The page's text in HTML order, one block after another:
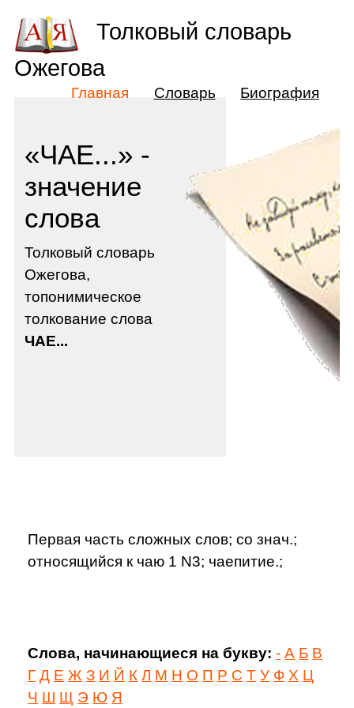
«ЧАЕ...» -
значение
слова
Толковый словарь
Ожегова,
топонимическое
толкование слова
ЧАЕ...
Первая часть сложных слов; со знач.;
относящийся к чаю 1 N3; чаепитие.;
Слова, начинающиеся на букву: - А Б В
Г Д Е Ж З И Й К Л М Н О П Р С Т У Ф Х Ц
Ч Ш Щ Э Ю Я
Толковый словарь
Ожегова
Главная Словарь Биография